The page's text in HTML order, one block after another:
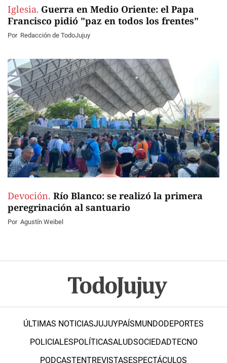
Iglesia. Guerra en Medio Oriente: el Papa
Francisco pidió "paz en todos los frentes"
Por Redacción de TodoJujuy
Devoción. Río Blanco: se realizó la primera
peregrinación al santuario
Por Agustín Weibel
ÚLTIMAS NOTICIASJUJUYPAÍSMUNDODEPORTES
POLICIALESPOLÍTICASALUDSOCIEDADTECNO
PODCASTENTREVISTASESPECTÁCULOS